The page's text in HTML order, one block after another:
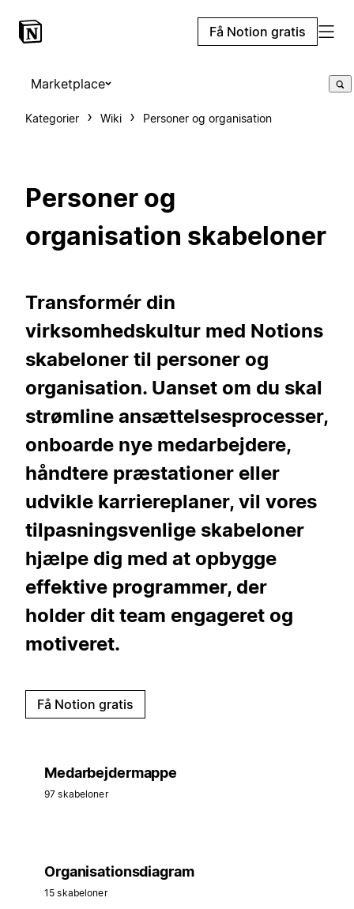
Få Notion gratis
Marketplace
Kategorier Wiki Personer og organisation
Personer og
organisation skabeloner
Transformér din
virksomhedskultur med Notions
skabeloner til personer og
organisation. Uanset om du skal
strømline ansættelsesprocesser,
onboarde nye medarbejdere,
håndtere præstationer eller
udvikle karriereplaner, vil vores
tilpasningsvenlige skabeloner
hjælpe dig med at opbygge
effektive programmer, der
holder dit team engageret og
motiveret.
Få Notion gratis
Medarbejdermappe
97 skabeloner
Organisationsdiagram
15 skabeloner